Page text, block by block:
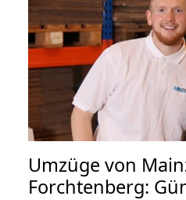
Umzüge von
Forchtenberg: